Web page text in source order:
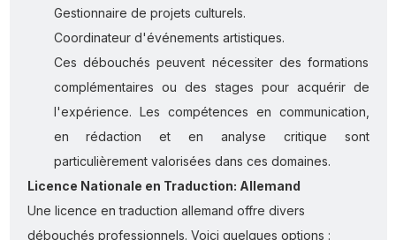
Gestionnaire de projets culturels.
Coordinateur d'événements artistiques.
Ces débouchés peuvent nécessiter des formations
complémentaires ou des stages pour acquérir de
l'expérience. Les compétences en communication,
en rédaction et en analyse critique sont
particulièrement valorisées dans ces domaines.
Licence Nationale en Traduction: Allemand
Une licence en traduction allemand offre divers
débouchés professionnels. Voici quelques options :